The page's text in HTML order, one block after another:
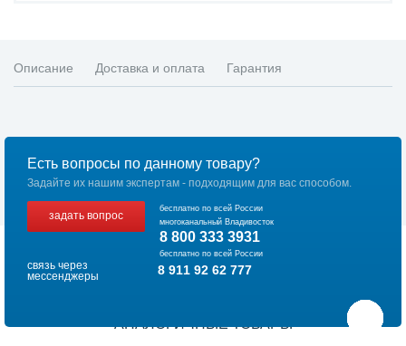
Описание Доставка и оплата Гарантия
Есть вопросы по данному товару?
Задайте их нашим экспертам - подходящим для вас способом.
задать вопрос
бесплатно по всей России
многоканальный Владивосток
8 800 333 3931
бесплатно по всей России
связь через
мессенджеры
8 911 92 62 777
АНАЛОГИЧНЫЕ ТОВАРЫ